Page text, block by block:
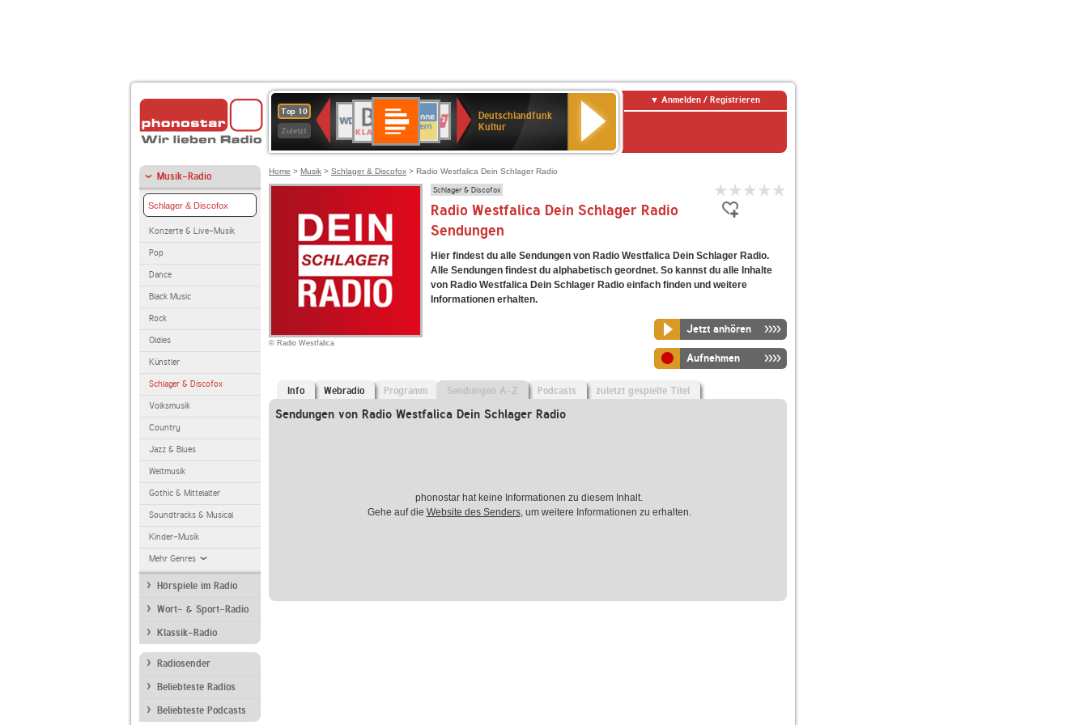
Top 10
Zuletzt
Deutschlandfunk
80er
90er
OLDIE
ANTENNE
SWR3
4
BR-
KLASSIK
Deutschlandfunk
Kultur
ANTENNE
BAYERN
SWR
Kultur
NDR
2
Deutschlandfunk
Kultur
Anmelden / Registrieren
Musik-Radio
Schlager & Discofox
Konzerte & Live-Musik
Pop
Dance
Black Music
Rock
Oldies
Künstler
Schlager & Discofox
Volksmusik
Country
Jazz & Blues
Weltmusik
Gothic & Mittelalter
Soundtracks & Musical
Kinder-Musik
Mehr Genres
Hörspiele im Radio
Wort- & Sport-Radio
Klassik-Radio
Radiosender
Beliebteste Radios
Beliebteste Podcasts
Home > Musik > Schlager & Discofox > Radio Westfalica Dein Schlager Radio
© Radio Westfalica
Schlager & Discofox
Radio Westfalica Dein Schlager Radio
Sendungen
Hier findest du alle Sendungen von Radio Westfalica Dein Schlager Radio.
Alle Sendungen findest du alphabetisch geordnet. So kannst du alle Inhalte
von Radio Westfalica Dein Schlager Radio einfach finden und weitere
Informationen erhalten.
Jetzt anhören
Aufnehmen
Info Webradio Programm Sendungen A-Z Podcasts zuletzt gespielte Titel
Sendungen von Radio Westfalica Dein Schlager Radio
phonostar hat keine Informationen zu diesem Inhalt.
Gehe auf die Website des Senders, um weitere Informationen zu erhalten.